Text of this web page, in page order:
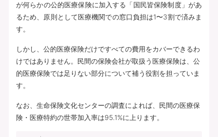
が何らかの公的医療保険に加入する「国民皆保険制度」があ
るため、原則として医療機関での窓口負担は1〜3割で済みま
す。
しかし、公的医療保険だけですべての費用をカバーできるわ
けではありません。民間の保険会社が取扱う医療保険は、公
的医療保険では足りない部分について補う役割を担っていま
す。
なお、生命保険文化センターの調査によれば、民間の医療保
険・医療特約の世帯加入率は95.1%に上ります。